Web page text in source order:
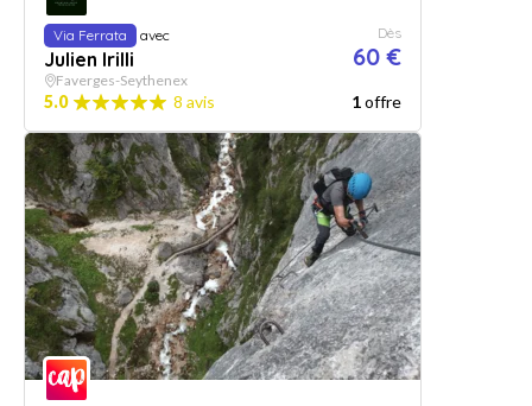
Via Ferrata avec
Julien Irilli
Dès
60 €
Faverges-Seythenex
5.0 8 avis 1offre